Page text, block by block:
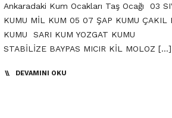
Ankaradaki Kum Ocakları Taş Ocağı 03
KUMU MİL KUM 05 07 ŞAP KUMU ÇAKIL
KUMU SARI KUM YOZGAT KUMU
STABİLİZE BAYPAS MICIR KİL MOLOZ […]
DEVAMINI OKU